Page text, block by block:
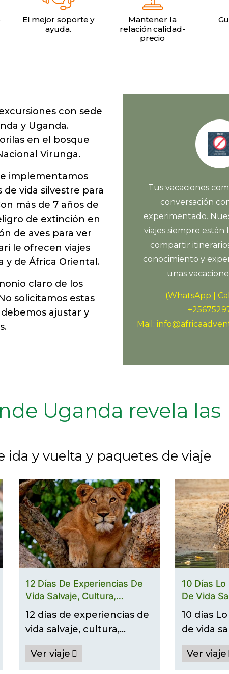
El mejor soporte y
ayuda.
Mantener la
relación calidad-
precio
con sede
y Uganda.
en el bosque
Virunga.
implementamos
vida silvestre para
más de 7 años de
de extinción en
de aves para ver
le ofrecen viajes
y de África Oriental.
claro de los
solicitamos estas
ajustar y
Tus vacaciones
conversación
experimentado.
viajes siempre están
compartir
conocimiento y
unas
(WhatsApp |
Mail:
Uganda revela las
ida y vuelta y paquetes de viaje
12 Días De Experiencias De
Vida Salvaje, Cultura,
Primates Y Senderismo En
12 días de experiencias de
vida salvaje, cultura,
primates y…
Ver viaje
10 Días
De Vida
Encuentro
10 días
de vida
Ver viaje